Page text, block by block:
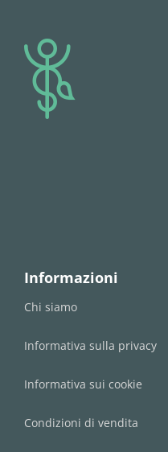
logo
Informazioni
Chi siamo
Informativa sulla privacy
Informativa sui cookie
Condizioni di vendita